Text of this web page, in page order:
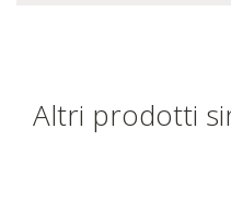
Altri prodotti